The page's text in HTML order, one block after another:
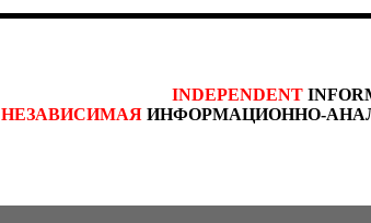
INDEPENDENT
НЕЗАВИСИМАЯ ИНФОРМАЦИОННО-